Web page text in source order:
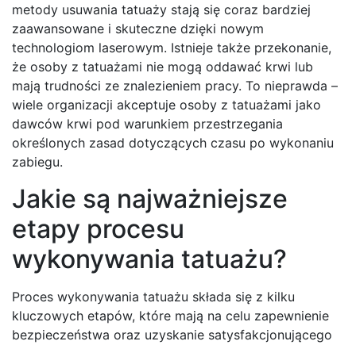
metody usuwania tatuaży stają się coraz bardziej
zaawansowane i skuteczne dzięki nowym
technologiom laserowym. Istnieje także przekonanie,
że osoby z tatuażami nie mogą oddawać krwi lub
mają trudności ze znalezieniem pracy. To nieprawda –
wiele organizacji akceptuje osoby z tatuażami jako
dawców krwi pod warunkiem przestrzegania
określonych zasad dotyczących czasu po wykonaniu
zabiegu.
Jakie są najważniejsze
etapy procesu
wykonywania tatuażu?
Proces wykonywania tatuażu składa się z kilku
kluczowych etapów, które mają na celu zapewnienie
bezpieczeństwa oraz uzyskanie satysfakcjonującego